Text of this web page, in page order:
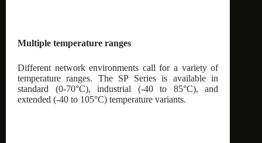
Multiple temperature ranges
Different network environments call for a variety of
temperature ranges. The SP Series is available in
standard (0-70°C), industrial (-40 to 85°C), and
extended (-40 to 105°C) temperature variants.